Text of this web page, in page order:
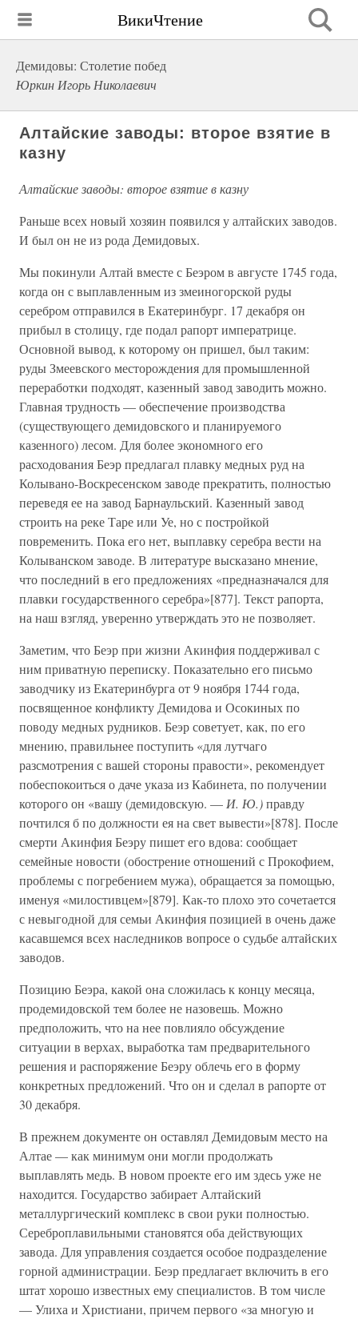
ВикиЧтение
Демидовы: Столетие побед
Юркин Игорь Николаевич
Алтайские заводы: второе взятие в
казну
Алтайские заводы: второе взятие в казну
Раньше всех новый хозяин появился у алтайских заводов.
И был он не из рода Демидовых.
Мы покинули Алтай вместе с Беэром в августе 1745 года,
когда он с выплавленным из змеиногорской руды
серебром отправился в Екатеринбург. 17 декабря он
прибыл в столицу, где подал рапорт императрице.
Основной вывод, к которому он пришел, был таким:
руды Змеевского месторождения для промышленной
переработки подходят, казенный завод заводить можно.
Главная трудность — обеспечение производства
(существующего демидовского и планируемого
казенного) лесом. Для более экономного его
расходования Беэр предлагал плавку медных руд на
Колывано-Воскресенском заводе прекратить, полностью
переведя ее на завод Барнаульский. Казенный завод
строить на реке Таре или Уе, но с постройкой
повременить. Пока его нет, выплавку серебра вести на
Колыванском заводе. В литературе высказано мнение,
что последний в его предложениях «предназначался для
плавки государственного серебра»[877]. Текст рапорта,
на наш взгляд, уверенно утверждать это не позволяет.
Заметим, что Беэр при жизни Акинфия поддерживал с
ним приватную переписку. Показательно его письмо
заводчику из Екатеринбурга от 9 ноября 1744 года,
посвященное конфликту Демидова и Осокиных по
поводу медных рудников. Беэр советует, как, по его
мнению, правильнее поступить «для лутчаго
разсмотрения с вашей стороны правости», рекомендует
побеспокоиться о даче указа из Кабинета, по получении
которого он «вашу (демидовскую. — И. Ю.)правду
почтился б по должности ея на свет вывести»[878]. После
смерти Акинфия Беэру пишет его вдова: сообщает
семейные новости (обострение отношений с Прокофием,
проблемы с погребением мужа), обращается за помощью,
именуя «милостивцем»[879]. Как-то плохо это сочетается
с невыгодной для семьи Акинфия позицией в очень даже
касавшемся всех наследников вопросе о судьбе алтайских
заводов.
Позицию Беэра, какой она сложилась к концу месяца,
продемидовской тем более не назовешь. Можно
предположить, что на нее повлияло обсуждение
ситуации в верхах, выработка там предварительного
решения и распоряжение Беэру облечь его в форму
конкретных предложений. Что он и сделал в рапорте от
30 декабря.
В прежнем документе он оставлял Демидовым место на
Алтае — как минимум они могли продолжать
выплавлять медь. В новом проекте его им здесь уже не
находится. Государство забирает Алтайский
металлургический комплекс в свои руки полностью.
Сереброплавильными становятся оба действующих
завода. Для управления создается особое подразделение
горной администрации. Беэр предлагает включить в его
штат хорошо известных ему специалистов. В том числе
— Улиха и Христиани, причем первого «за многую и